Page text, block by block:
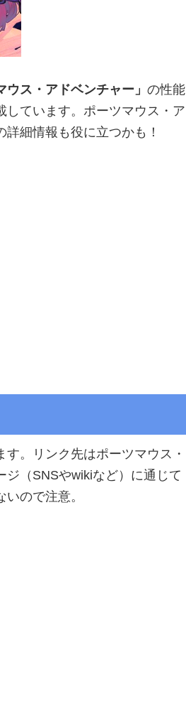
ウス・アドベンチャー」 の性能
しています。ポーツマウス・ア
詳細情報も役に立つかも！
。リンク先はポーツマウス・
（SNSやwikiなど）に通じて
ので注意。